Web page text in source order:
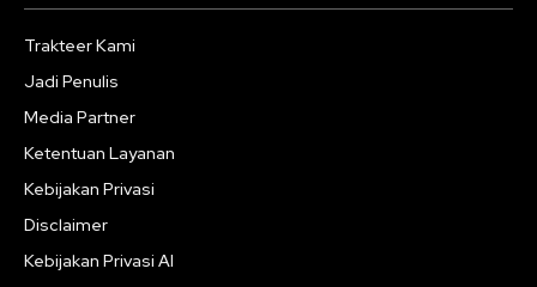
Trakteer Kami
Jadi Penulis
Media Partner
Ketentuan Layanan
Kebijakan Privasi
Disclaimer
Kebijakan Privasi AI